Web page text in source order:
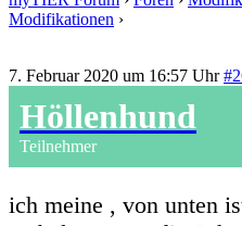
Modifikationen ›
7. Februar 2020 um 16:57 Uhr
Höllenhund
Teilnehmer
ich meine , von unten